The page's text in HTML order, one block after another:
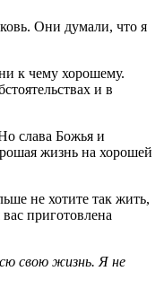
Они думали, что я
к чему хорошему.
и в
слава Божья и
жизнь на хорошей
не хотите так жить,
приготовлена
свою жизнь. Я не